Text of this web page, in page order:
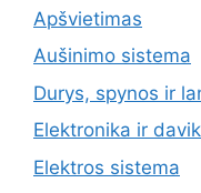
Apšvietimas
Aušinimo sistema
Durys, spynos ir
Elektronika ir
Elektros sistema